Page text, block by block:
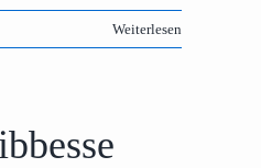
Weiterlesen